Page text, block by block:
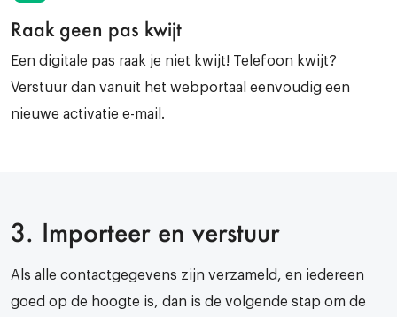
Raak geen pas kwijt
Een digitale pas raak je niet kwijt! Telefoon kwijt?
Verstuur dan vanuit het webportaal eenvoudig een
nieuwe activatie e-mail.
3. Importeer en verstuur
Als alle contactgegevens zijn verzameld, en iedereen
goed op de hoogte is, dan is de volgende stap om de